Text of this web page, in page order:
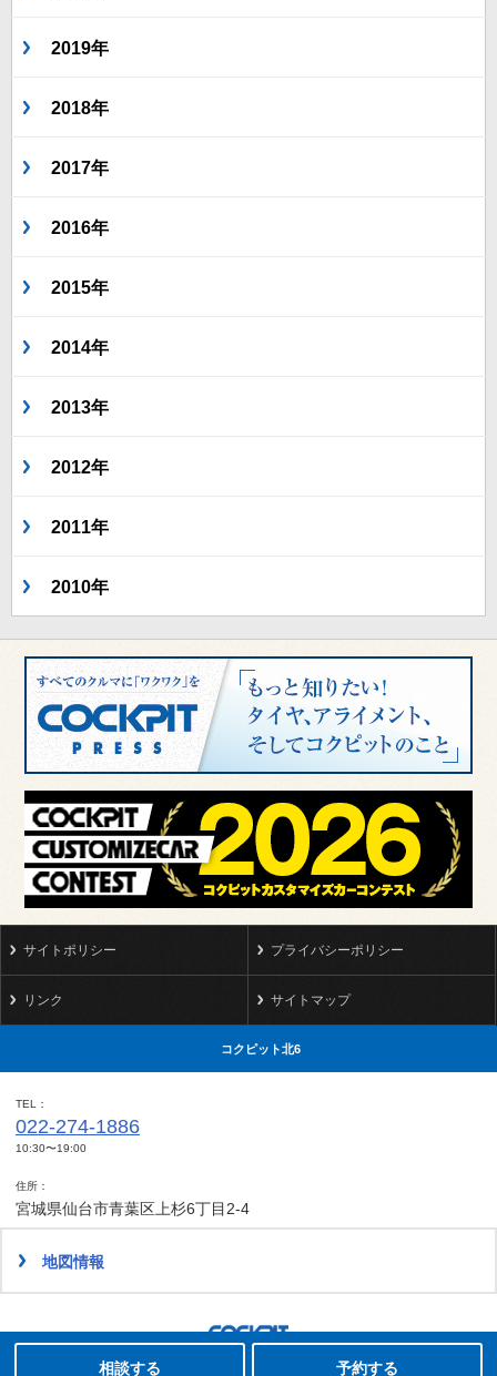
2019年
2018年
2017年
2016年
2015年
2014年
2013年
2012年
2011年
2010年
サイトポリシー プライバシーポリシー
リンク サイトマップ
コクピット北6
TEL
022-274-1886
10:30〜19:00
住所
宮城県仙台市青葉区上杉6丁目2-4
地図情報
Copyright(C)2010-2022 COCKPIT KITA6. All rights reserved.
相談する 予約する